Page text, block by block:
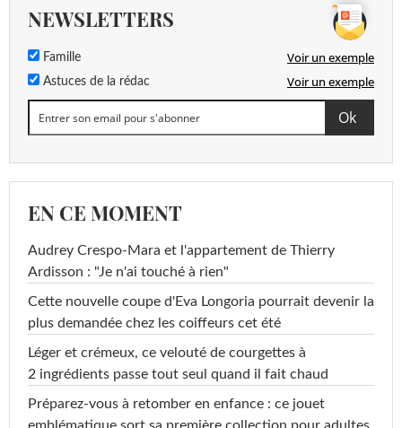
NEWSLETTERS
Famille Voir un exemple
Astuces de la rédac Voir un exemple
EN CE MOMENT
Audrey Crespo-Mara et l'appartement de Thierry
Ardisson : "Je n'ai touché à rien"
Cette nouvelle coupe d'Eva Longoria pourrait devenir la
plus demandée chez les coiffeurs cet été
Léger et crémeux, ce velouté de courgettes à
2 ingrédients passe tout seul quand il fait chaud
Préparez-vous à retomber en enfance : ce jouet